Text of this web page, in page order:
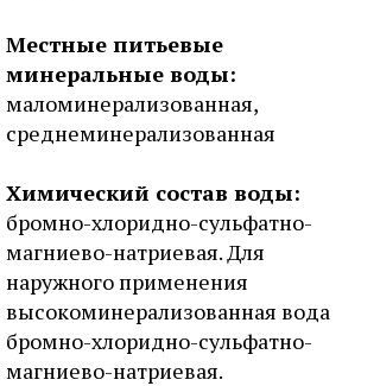
Местные питьевые
минеральные воды:
маломинерализованная,
среднеминерализованная
Химический состав воды:
бромно-хлоридно-сульфатно-
магниево-натриевая. Для
наружного применения
высокоминерализованная вода
бромно-хлоридно-сульфатно-
магниево-натриевая.